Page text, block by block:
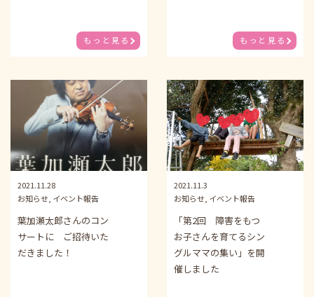
もっと見る もっと見る
2021.11.28
お知らせ, イベント報告
葉加瀬太郎さんのコン
サートに ご招待いた
だきました！
2021.11.3
お知らせ, イベント報告
「第2回 障害をもつ
お子さんを育てるシン
グルママの集い」を開
催しました